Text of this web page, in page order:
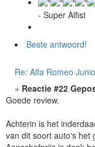
- Super Alfist
Beste antwoord!
Re: Alfa Romeo
« Reactie #22
Goede review.
Achterin is het
van dit soort auto's het